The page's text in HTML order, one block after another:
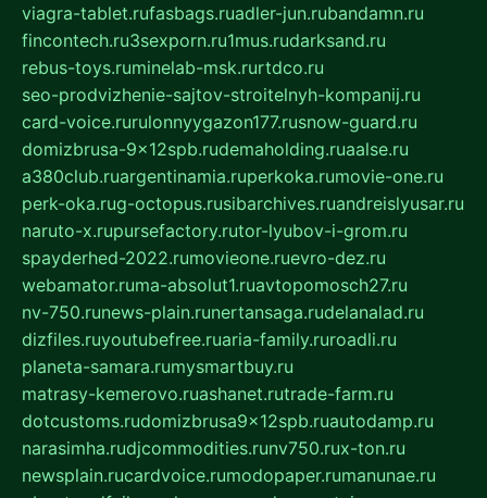
viagra-tablet.rufasbags.ruadler-jun.rubandamn.ru
fincontech.ru3sexporn.ru1mus.rudarksand.ru
rebus-toys.ruminelab-msk.rurtdco.ru
seo-prodvizhenie-sajtov-stroitelnyh-kompanij.ru
card-voice.rurulonnyygazon177.rusnow-guard.ru
domizbrusa-9x12spb.rudemaholding.ruaalse.ru
a380club.ruargentinamia.ruperkoka.rumovie-one.ru
perk-oka.rug-octopus.rusibarchives.ruandreislyusar.ru
naruto-x.rupursefactory.rutor-lyubov-i-grom.ru
spayderhed-2022.rumovieone.ruevro-dez.ru
webamator.ruma-absolut1.ruavtopomosch27.ru
nv-750.runews-plain.runertansaga.rudelanalad.ru
dizfiles.ruyoutubefree.ruaria-family.ruroadli.ru
planeta-samara.rumysmartbuy.ru
matrasy-kemerovo.ruashanet.rutrade-farm.ru
dotcustoms.rudomizbrusa9x12spb.ruautodamp.ru
narasimha.rudjcommodities.runv750.rux-ton.ru
newsplain.rucardvoice.rumodopaper.rumanunae.ru